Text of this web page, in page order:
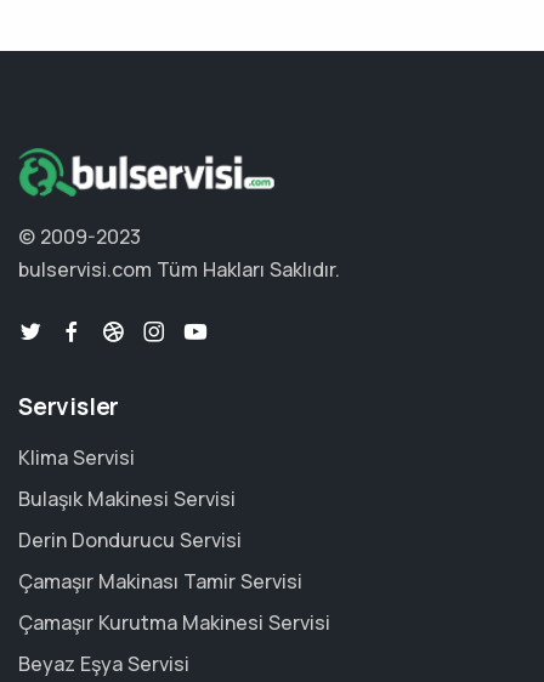
© 2009-2023
bulservisi.com Tüm Hakları Saklıdır.
Servisler
Klima Servisi
Bulaşık Makinesi Servisi
Derin Dondurucu Servisi
Çamaşır Makinası Tamir Servisi
Çamaşır Kurutma Makinesi Servisi
Beyaz Eşya Servisi